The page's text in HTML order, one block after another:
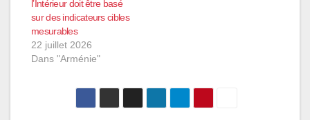
l’Intérieur doit être basé
sur des indicateurs cibles
mesurables
22 juillet 2026
Dans "Arménie"